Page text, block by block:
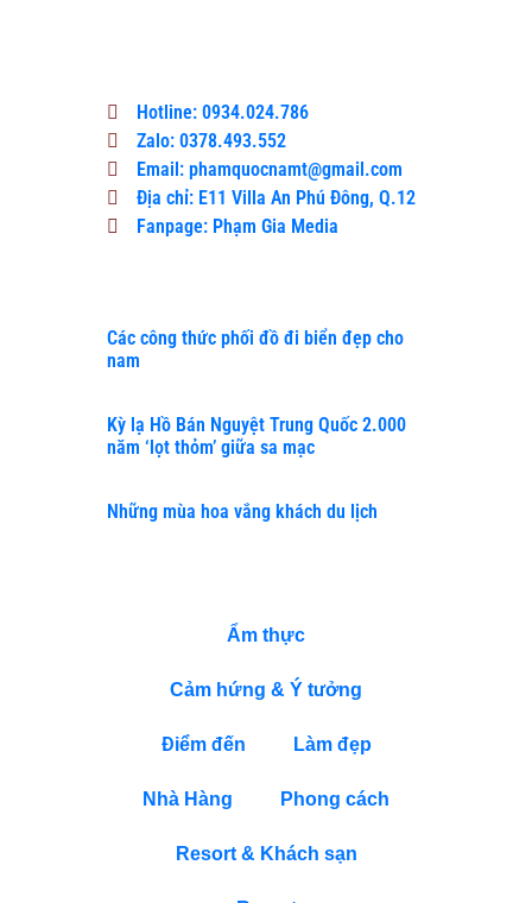
Hotline: 0934.024.786
Zalo: 0378.493.552
Email: phamquocnamt@gmail.com
Địa chỉ: E11 Villa An Phú Đông, Q.12
Fanpage: Phạm Gia Media
Các công thức phối đồ đi biển đẹp cho
nam
Kỳ lạ Hồ Bán Nguyệt Trung Quốc 2.000
năm ‘lọt thỏm’ giữa sa mạc
Những mùa hoa vắng khách du lịch
Ẩm thực
Cảm hứng & Ý tưởng
Điểm đến Làm đẹp
Nhà Hàng Phong cách
Resort & Khách sạn